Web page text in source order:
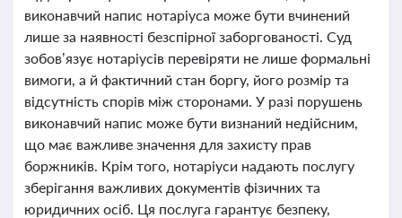
виконавчий напис нотаріуса може бути вчинений
лише за наявності безспірної заборгованості. Суд
зобов’язує нотаріусів перевіряти не лише формальні
вимоги, а й фактичний стан боргу, його розмір та
відсутність спорів між сторонами. У разі порушень
виконавчий напис може бути визнаний недійсним,
що має важливе значення для захисту прав
боржників. Крім того, нотаріуси надають послугу
зберігання важливих документів фізичних та
юридичних осіб. Ця послуга гарантує безпеку,